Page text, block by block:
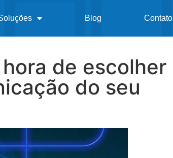
Blog Contato
de escolher
do seu